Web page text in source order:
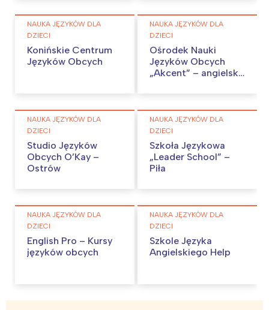
NAUKA JĘZYKÓW DLA
DZIECI
Konińskie Centrum
Języków Obcych
NAUKA JĘZYKÓW DLA
DZIECI
Ośrodek Nauki
Języków Obcych
„Akcent” – angielski,
NAUKA JĘZYKÓW DLA
DZIECI
Studio Języków
Obcych O’Kay –
Ostrów
NAUKA JĘZYKÓW DLA
DZIECI
Szkoła Językowa
„Leader School” –
Piła
NAUKA JĘZYKÓW DLA
DZIECI
English Pro – Kursy
języków obcych
NAUKA JĘZYKÓW DLA
DZIECI
Szkole Języka
Angielskiego Help